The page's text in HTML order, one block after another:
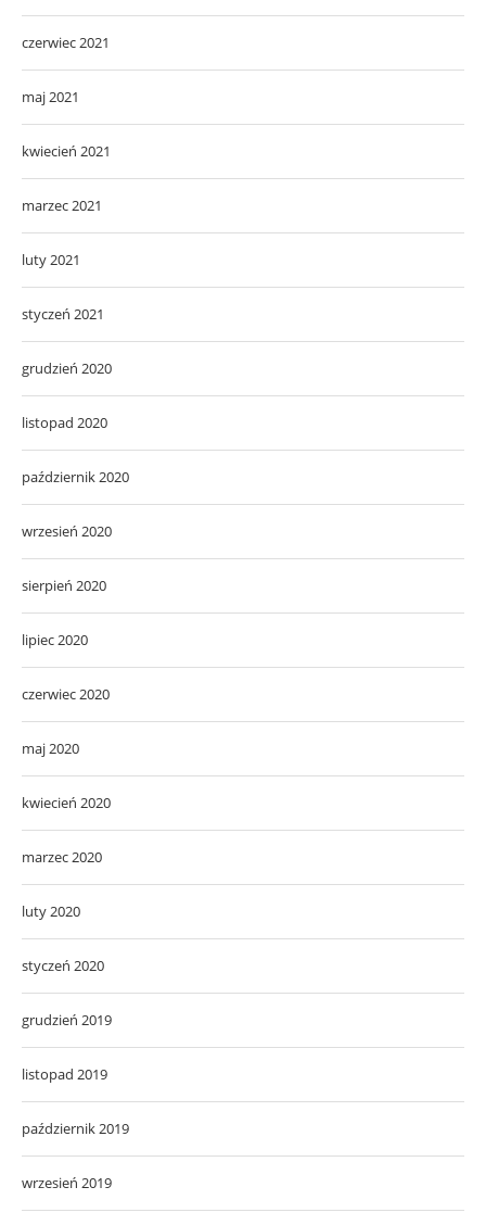
czerwiec 2021
maj 2021
kwiecień 2021
marzec 2021
luty 2021
styczeń 2021
grudzień 2020
listopad 2020
październik 2020
wrzesień 2020
sierpień 2020
lipiec 2020
czerwiec 2020
maj 2020
kwiecień 2020
marzec 2020
luty 2020
styczeń 2020
grudzień 2019
listopad 2019
październik 2019
wrzesień 2019